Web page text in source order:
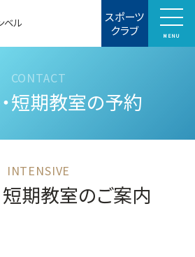
ベル スポーツ
クラブ MENU
短期教室の予約
短期教室のご案内